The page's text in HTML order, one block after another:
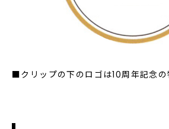
■クリップの下のロゴは10周年記念の